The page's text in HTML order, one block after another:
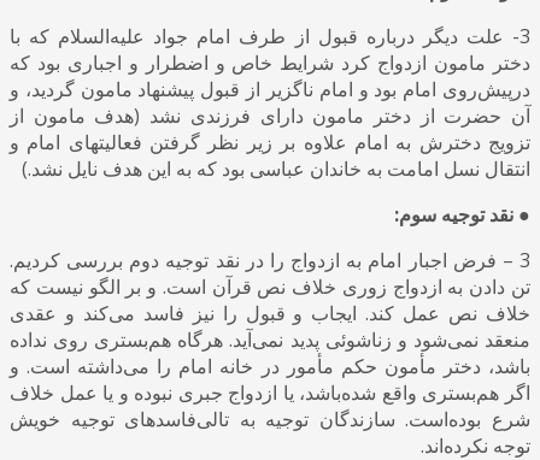
3- علت دیگر درباره قبول از طرف امام جواد علیه‌السلام که با
دختر مامون ازدواج کرد شرایط خاص و اضطرار و اجباری بود که
درپیش‌روی امام بود و امام ناگزیر از قبول پیشنهاد مامون گردید، و
آن حضرت از دختر مامون دارای فرزندی نشد (هدف مامون از
تزویج دخترش به امام علاوه بر زیر نظر گرفتن فعالیتهای امام و
انتقال نسل امامت به خاندان عباسی بود که به این هدف نایل نشد.)
● نقد توجیه سوم:
3 – فرض اجبار امام به ازدواج را در نقد توجیه دوم بررسی کردیم.
تن دادن به ازدواج زوری خلاف نص قرآن است. و بر الگو نیست که
خلاف نص عمل کند. ایجاب و قبول را نیز فاسد می‌کند و عقدی
منعقد نمی‌شود و زناشوئی پدید نمی‌آید. هرگاه هم‌بستری روی نداده
باشد، دختر مأمون حکم مأمور در خانه امام را می‌داشته است. و
اگر هم‌بستری واقع شده‌باشد، یا ازدواج جبری نبوده و یا عمل خلاف
شرع بوده‌است. سازندگان توجیه به تالی‌فاسدهای توجیه خویش
توجه نکرده‌اند.